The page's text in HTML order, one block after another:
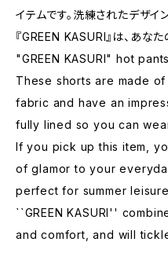
イテムです。洗練されたデザ
『GREEN KASURI』は、あなた
"GREEN KASURI" hot
These shorts are made
fabric and have an
fully lined so you can
If you pick up this item,
of glamor to your
perfect for summer
``GREEN KASURI''
and comfort, and will